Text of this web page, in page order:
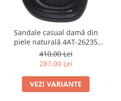
Sandale casual damă din
piele naturală 4AT-26235
DANIELE GILARDO
410,00 Lei
287,00 Lei
VEZI VARIANTE